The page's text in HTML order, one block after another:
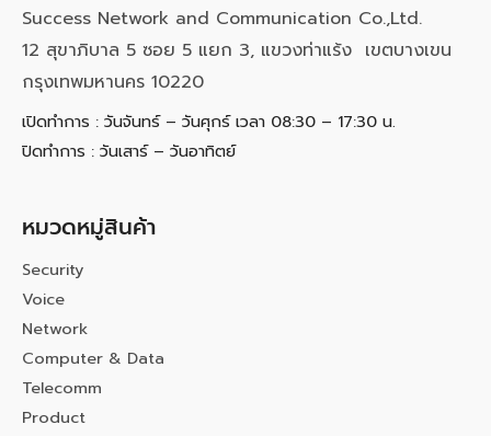
Success Network and Communication Co.,Ltd.
12 สุขาภิบาล 5 ซอย 5 แยก 3, แขวงท่าแร้ง เขตบางเขน
กรุงเทพมหานคร 10220
เปิดทำการ : วันจันทร์ – วันศุกร์ เวลา 08:30 – 17:30 น.
ปิดทำการ : วันเสาร์ – วันอาทิตย์
หมวดหมู่สินค้า
Security
Voice
Network
Computer & Data
Telecomm
Product